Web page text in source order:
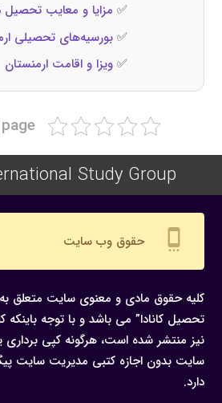
✅ مزایا و معایب تحصیل
✅بورسیه‌های تحصیلی
✅ویزا و اقامت ارمنستان
Study Group
settings_cell حقوق وب سایت
کلیه حقوق مادی و معنوی سایت متعلق به
تحصیل کانادا” می باشد و با توجه
نیز منتشر شده است، هرگونه كپی برداری
سایت بدون اجازه كتبی مدیریت سایت
دارد.